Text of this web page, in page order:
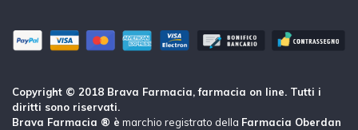
Copyright © 2018 Brava Farmacia, farmacia on line. Tutti i
diritti sono riservati.
Brava Farmacia ® è marchio registrato della Farmacia Oberdan